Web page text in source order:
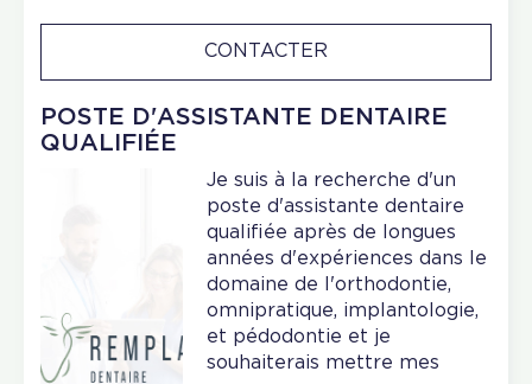
POSTE D'ASSISTANTE DENTAIRE
QUALIFIÉE
CONTACTER
Je suis à la recherche d'un
poste d'assistante dentaire
qualifiée après de longues
années d'expériences dans le
domaine de l'orthodontie,
omnipratique, implantologie,
et pédodontie et je
souhaiterais mettre mes